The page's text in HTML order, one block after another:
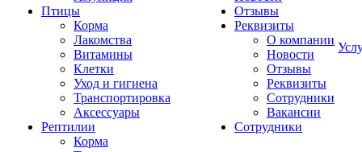
Птицы
Корма
Лакомства
Витамины
Клетки
Уход и гигиена
Транспортировка
Аксессуары
Рептилии
Корма
Отзывы
Реквизиты
О компании
Новости
Отзывы
Реквизиты
Сотрудники
Вакансии
Сотрудники